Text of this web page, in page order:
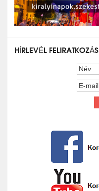
HÍRLEVÉL FELIRATKOZÁS